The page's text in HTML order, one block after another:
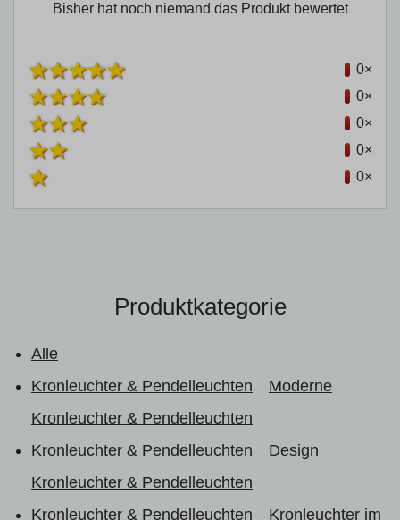
Bisher hat noch niemand das Produkt bewertet
0×
0×
0×
0×
0×
Produktkategorie
Alle
Kronleuchter & Pendelleuchten
Moderne
Kronleuchter & Pendelleuchten
Kronleuchter & Pendelleuchten
Design
Kronleuchter & Pendelleuchten
Kronleuchter & Pendelleuchten
Kronleuchter im